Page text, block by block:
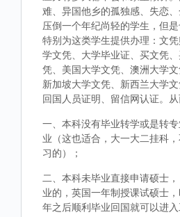
难、异国他乡的孤独感、失恋
压倒一个年纪尚轻的学生，但
特别为这类学生提供办理：文
学文凭、大学毕业证、买文凭
凭、美国大学文凭、澳洲大学文
新加坡大学文凭、新西兰大学
回国人员证明、留信网认证。从
一、本科没有毕业转学或是转
业（这也适合，大一大二挂科
习的）；
二、本科未毕业直接申请硕士
业的，英国一年制授课试硕士
年之后顺利毕业回国就可以进入